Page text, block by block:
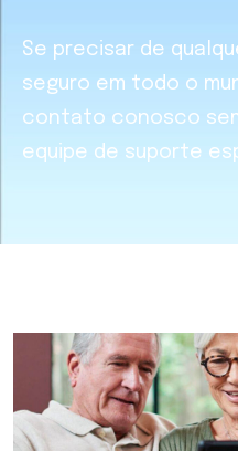
Se precisar de
seguro em todo o
contato conosco
equipe de suporte